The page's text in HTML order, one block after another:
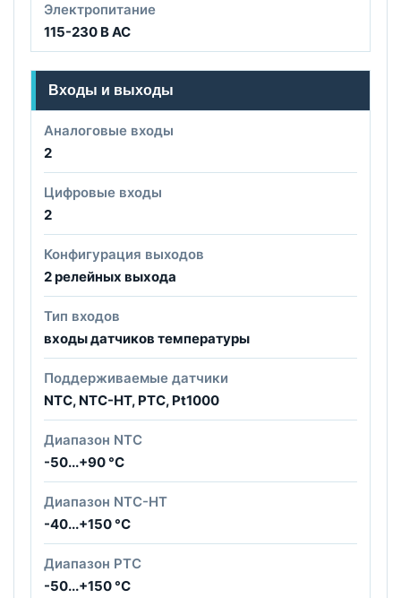
Электропитание
115-230 В AC
Входы и выходы
Аналоговые входы
2
Цифровые входы
2
Конфигурация выходов
2 релейных выхода
Тип входов
входы датчиков температуры
Поддерживаемые датчики
NTC, NTC-HT, PTC, Pt1000
Диапазон NTC
-50...+90 °C
Диапазон NTC-HT
-40...+150 °C
Диапазон PTC
-50...+150 °C